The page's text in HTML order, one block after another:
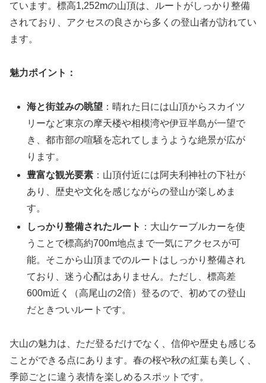
ています。標高1,252mの山頂は、ルートがしっかり整備
されており、アクセスの良さから多くの登山者が訪れてい
ます。
魅力ポイント：
海と街並みの眺望 ：晴れた日には山頂からスカイツ
リーなど東京の摩天楼や相模湾や伊豆半島が一望で
き、都市部の喧騒を忘れてしまうような絶景が広が
ります。
豊富な観光要素 ：山頂付近には阿夫利神社の下社が
あり、歴史や文化を感じながらの登山が楽しめま
す。
しっかり整備されたルート ：大山ケーブルカーを使
うことで標高約700m地点まで一気にアクセスが可
能。そこから山頂までのルートはしっかり整備され
ており、迷う心配はありません。ただし、標高差
600m近く（高尾山の2倍）登るので、初めての登山
だときついルートです。
大山の魅力は、ただ登るだけでなく、信仰や歴史も感じる
ことができる点にあります。春の桜や秋の紅葉も美しく、
季節ごとに違う表情を楽しめるスポットです。